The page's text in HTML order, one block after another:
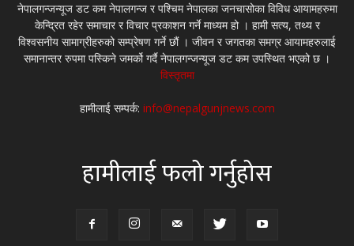
नेपालगन्जन्यूज डट कम नेपालगन्ज र पश्चिम नेपालका जनचासोका विविध आयामहरुमा
केन्द्रित रहेर समाचार र विचार प्रकाशन गर्ने माध्यम हो । हामी सत्य, तथ्य र
विश्वसनीय सामाग्रीहरुको सम्प्रेषण गर्ने छौं । जीवन र जगतका समग्र आयामहरुलाई
समानान्तर रुपमा पस्किने जमर्को गर्दै नेपालगन्जन्यूज डट कम उपस्थित भएको छ ।
विस्तृतमा
हामीलाई सम्पर्क: info@nepalgunjnews.com
हामीलाई फलो गर्नुहोस